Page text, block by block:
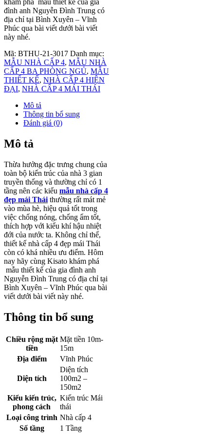
khám phá mẫu thiết kế của gia
đình anh Nguyễn Đình Trung có
địa chỉ tại Bình Xuyên – Vĩnh
Phúc qua bài viết dưới bài viết
này nhé.
Mã: BTHU-21-3017 Danh mục:
MẪU NHÀ CẤP 4, MẪU NHÀ
CẤP 4 BA PHÒNG NGỦ, MẪU
THIẾT KẾ, NHÀ CẤP 4 HIỆN
ĐẠI, NHÀ CẤP 4 MÁI THÁI
Mô tả
Thông tin bổ sung
Đánh giá (0)
Mô tả
Thừa hưởng đặc trưng chung của
toàn bộ kiến trúc của nhà 3 gian
truyền thống và thường chỉ có 1
tầng nên các kiểu mẫu nhà cấp 4
đẹp mái Thái thường rất mát mẻ
vào mùa hè, hiệu quả tốt trong
việc chống nóng, chống ẩm tốt,
thích hợp với kiểu khí hậu nhiệt
đới của nước ta. Không chỉ thế,
thiết kế nhà cấp 4 đẹp mái Thái
còn có khá nhiều ưu điểm. Hôm
nay hãy cùng Kisato khám phá
mẫu thiết kế của gia đình anh
Nguyễn Đình Trung có địa chỉ tại
Bình Xuyên – Vĩnh Phúc qua bài
viết dưới bài viết này nhé.
Thông tin bổ sung
Chiều rộng mặt
tiền
Mặt tiền 10m-
15m
Địa điểm
Vĩnh Phúc
Diện tích
Diện tích
100m2 –
150m2
Kiểu kiến trúc,
phong cách
Kiến trúc Mái
thái
Loại công trình Nhà cấp 4
Số tầng
1 Tầng